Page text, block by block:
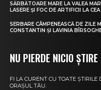
SĂRBĂTOARE MARE LA VALEA
LASERE ȘI FOC DE ARTIFICII LA
SERBARE CÂMPENEASCĂ DE ZILE
CONSTANTIN ȘI LAVINIA
NU PIERDE NICIO ȘTIRE
FI LA CURENT CU TOATE
ORAȘUL TĂU.